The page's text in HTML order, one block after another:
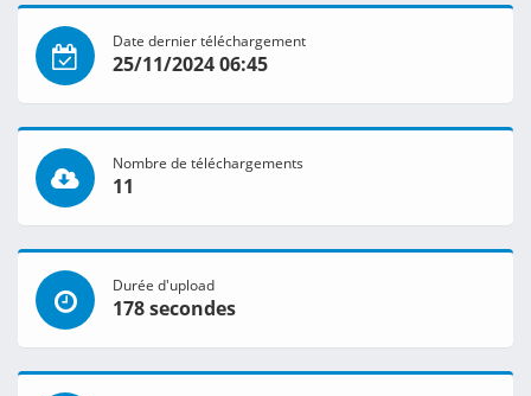
Date dernier téléchargement
25/11/2024 06:45
Nombre de téléchargements
11
Durée d'upload
178 secondes